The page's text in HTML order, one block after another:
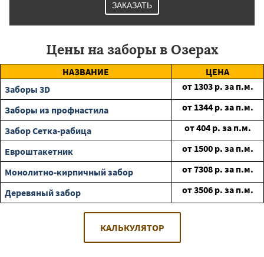
ЗАКАЗАТЬ
Цены на заборы в Озерах
НАЗВАНИЕ
ЦЕНА
Заборы 3D
от 1303 р. за п.м.
Заборы из профнастила
от 1344 р. за п.м.
Забор Сетка-рабица
от404 р. за п.м.
Евроштакетник
от 1500 р. за п.м.
Монолитно-кирпичный забор
от7308 р. за п.м.
Деревяный забор
от3506 р. за п.м.
КАЛЬКУЛЯТОР